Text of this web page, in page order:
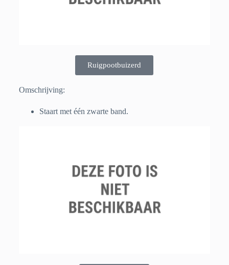
Ruigpootbuizerd
Omschrijving:
Staart met één zwarte band.